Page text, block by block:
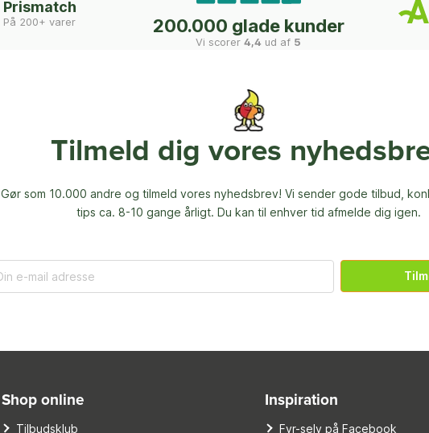
Prismatch
På 200+ varer 200.000 glade kunder
Vi scorer4,4 ud af 5
Tilmeld dig vores
Gør som 10.000 andre og tilmeld vores nyhedsbrev! Vi sender gode tilbud,
tips ca. 8-10 gange årligt. Du kan til enhver tid afmelde dig igen.
Shop online
Tilbudsklub
Inspiration
Fyr-selv på Facebook